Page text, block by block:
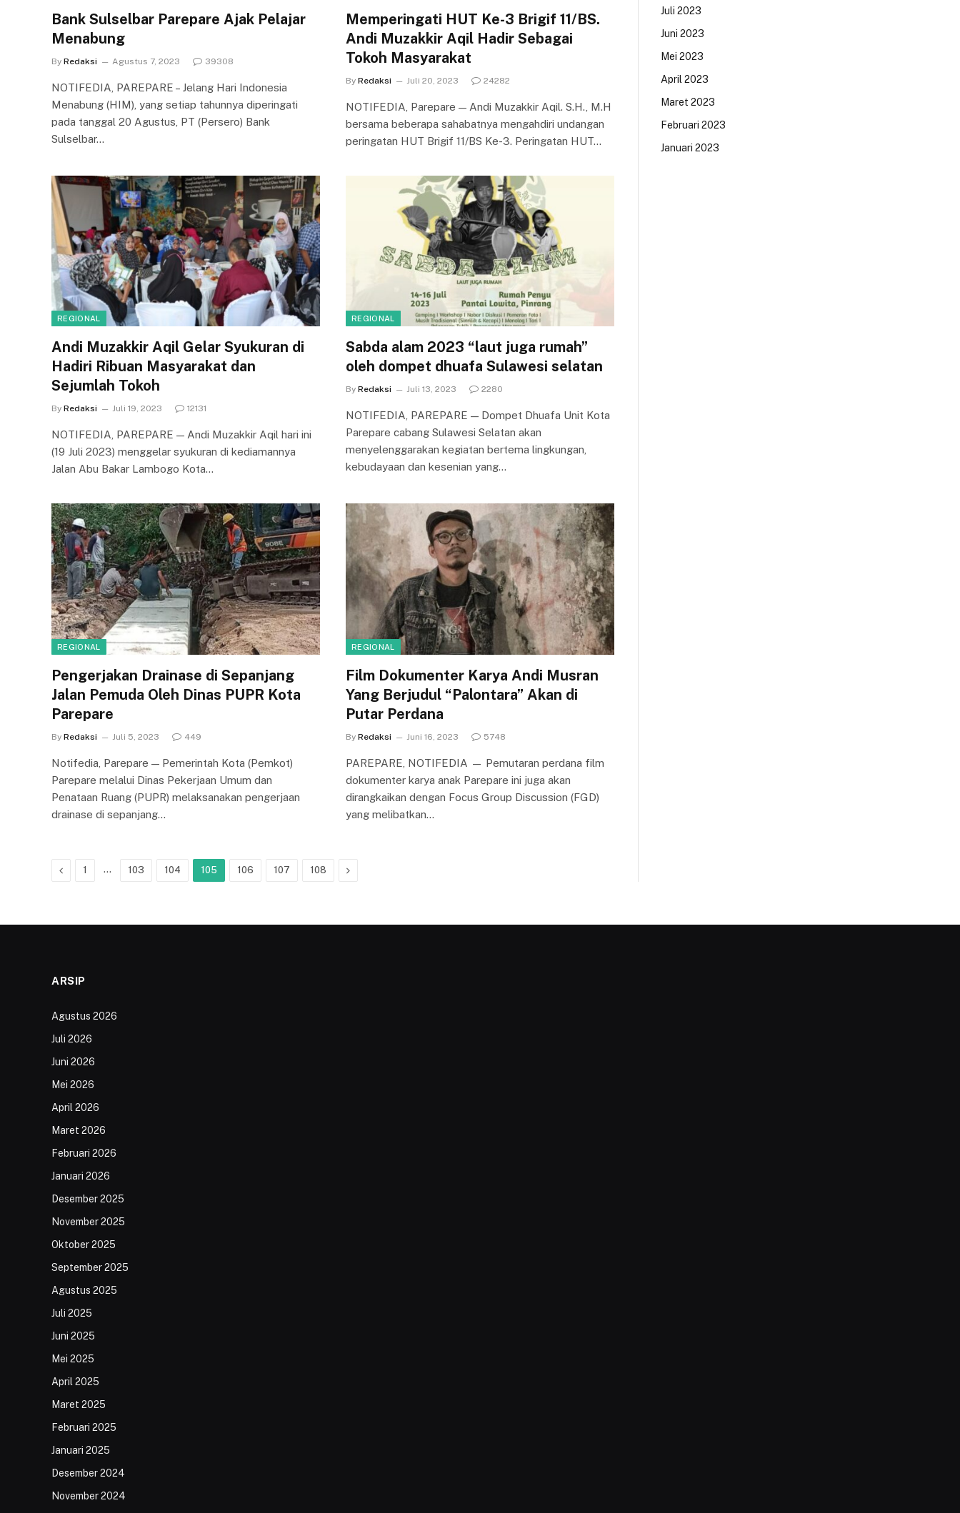
Bank Sulselbar Parepare Ajak Pelajar
Menabung
By Redaksi Agustus 7, 2023 39308
NOTIFEDIA, PAREPARE – Jelang Hari Indonesia
Menabung (HIM), yang setiap tahunnya diperingati
pada tanggal 20 Agustus, PT (Persero) Bank
Sulselbar…
Memperingati HUT Ke-3 Brigif 11/BS.
Andi Muzakkir Aqil Hadir Sebagai
Tokoh Masyarakat
By Redaksi Juli 20, 2023 24282
NOTIFEDIA, Parepare — Andi Muzakkir Aqil. S.H., M.H
bersama beberapa sahabatnya mengahdiri undangan
peringatan HUT Brigif 11/BS Ke-3. Peringatan HUT…
REGIONAL
Andi Muzakkir Aqil Gelar Syukuran di
Hadiri Ribuan Masyarakat dan
Sejumlah Tokoh
By Redaksi Juli 19, 2023 12131
NOTIFEDIA, PAREPARE — Andi Muzakkir Aqil hari ini
(19 Juli 2023) menggelar syukuran di kediamannya
Jalan Abu Bakar Lambogo Kota…
REGIONAL
Sabda alam 2023 “laut juga rumah”
oleh dompet dhuafa Sulawesi selatan
By Redaksi Juli 13, 2023 2280
NOTIFEDIA, PAREPARE — Dompet Dhuafa Unit Kota
Parepare cabang Sulawesi Selatan akan
menyelenggarakan kegiatan bertema lingkungan,
kebudayaan dan kesenian yang…
REGIONAL
Pengerjakan Drainase di Sepanjang
Jalan Pemuda Oleh Dinas PUPR Kota
Parepare
By Redaksi Juli 5, 2023 449
Notifedia, Parepare — Pemerintah Kota (Pemkot)
Parepare melalui Dinas Pekerjaan Umum dan
Penataan Ruang (PUPR) melaksanakan pengerjaan
drainase di sepanjang…
REGIONAL
Film Dokumenter Karya Andi Musran
Yang Berjudul “Palontara” Akan di
Putar Perdana
By Redaksi Juni 16, 2023 5748
PAREPARE, NOTIFEDIA — Pemutaran perdana film
dokumenter karya anak Parepare ini juga akan
dirangkaikan dengan Focus Group Discussion (FGD)
yang melibatkan…
Previous
1 … 103 104 105 106 107 108 Next
Juli 2023
Juni 2023
Mei 2023
April 2023
Maret 2023
Februari 2023
Januari 2023
ARSIP
Agustus 2026
Juli 2026
Juni 2026
Mei 2026
April 2026
Maret 2026
Februari 2026
Januari 2026
Desember 2025
November 2025
Oktober 2025
September 2025
Agustus 2025
Juli 2025
Juni 2025
Mei 2025
April 2025
Maret 2025
Februari 2025
Januari 2025
Desember 2024
November 2024